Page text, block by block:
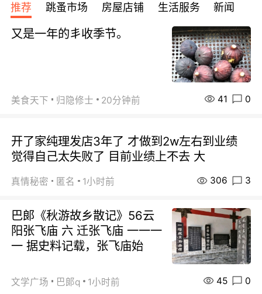
宾馆 108欧/天起
全程756欧/位
欧/天起 ~包拼房
每周铁发！
推荐 跳蚤市场 房屋店铺 生活服务 新闻
又是一年的丯收季节。
美食天下 归隐修士 20分钟前 41 0
开了家纯理发店3年了 才做到2w左右到业绩
觉得自己太失败了 目前业绩上不去 大
真情秘密 匿名 1小时前 306 3
巴郞《秋游故乡散记》56云
阳张飞庙 六 迁张飞庙 一一一
一 据史料记载，张飞庙始
文学广场 巴郞q 1小时前 45 0